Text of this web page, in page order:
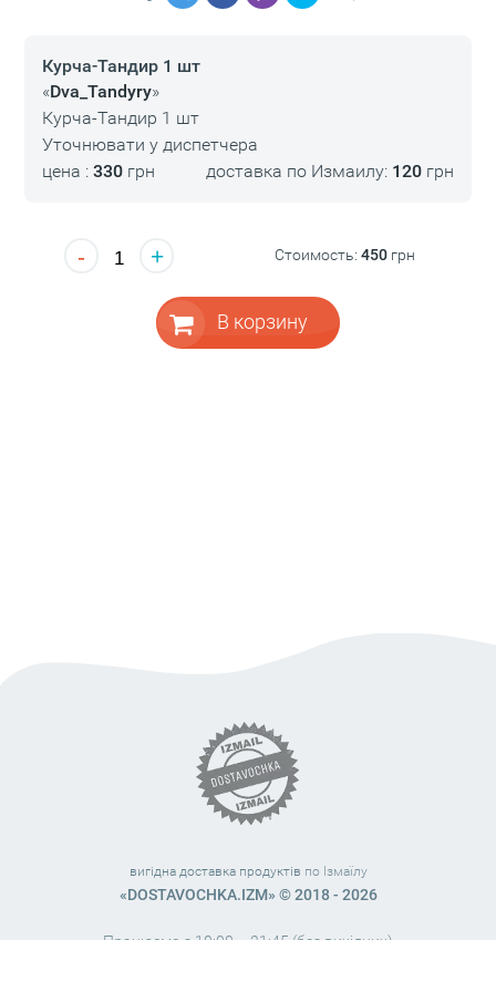
Курча-Тандир 1 шт
«Dva_Tandyry»
Курча-Тандир 1 шт
Уточнювати у диспетчера
цена : 330грн доставка по Измаилу: 120 грн
- + Стоимость:450 грн
В корзину
вигідна доставка продуктів по Ізмаїлу
«DOSTAVOCHKA.IZM» © 2018 - 2026
Працюємо з 10:00 – 21:45 (без вихідних)